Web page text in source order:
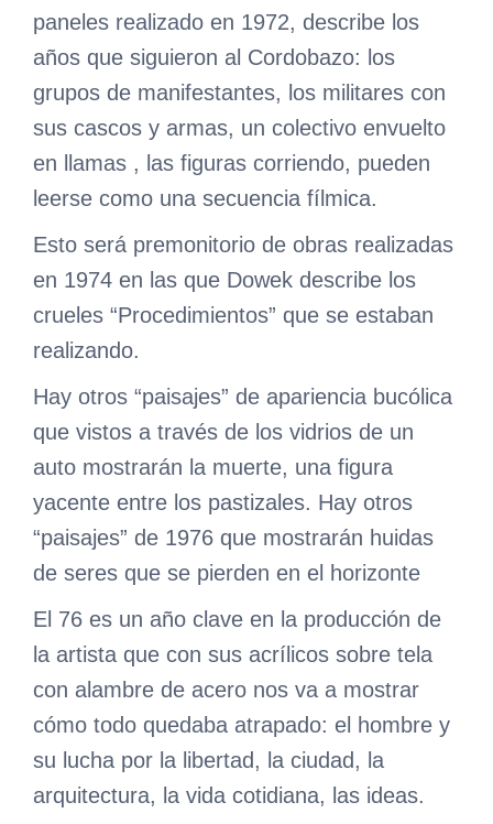
paneles realizado en 1972, describe los
años que siguieron al Cordobazo: los
grupos de manifestantes, los militares con
sus cascos y armas, un colectivo envuelto
en llamas , las figuras corriendo, pueden
leerse como una secuencia fílmica.
Esto será premonitorio de obras realizadas
en 1974 en las que Dowek describe los
crueles “Procedimientos” que se estaban
realizando.
Hay otros “paisajes” de apariencia bucólica
que vistos a través de los vidrios de un
auto mostrarán la muerte, una figura
yacente entre los pastizales. Hay otros
“paisajes” de 1976 que mostrarán huidas
de seres que se pierden en el horizonte
El 76 es un año clave en la producción de
la artista que con sus acrílicos sobre tela
con alambre de acero nos va a mostrar
cómo todo quedaba atrapado: el hombre y
su lucha por la libertad, la ciudad, la
arquitectura, la vida cotidiana, las ideas.